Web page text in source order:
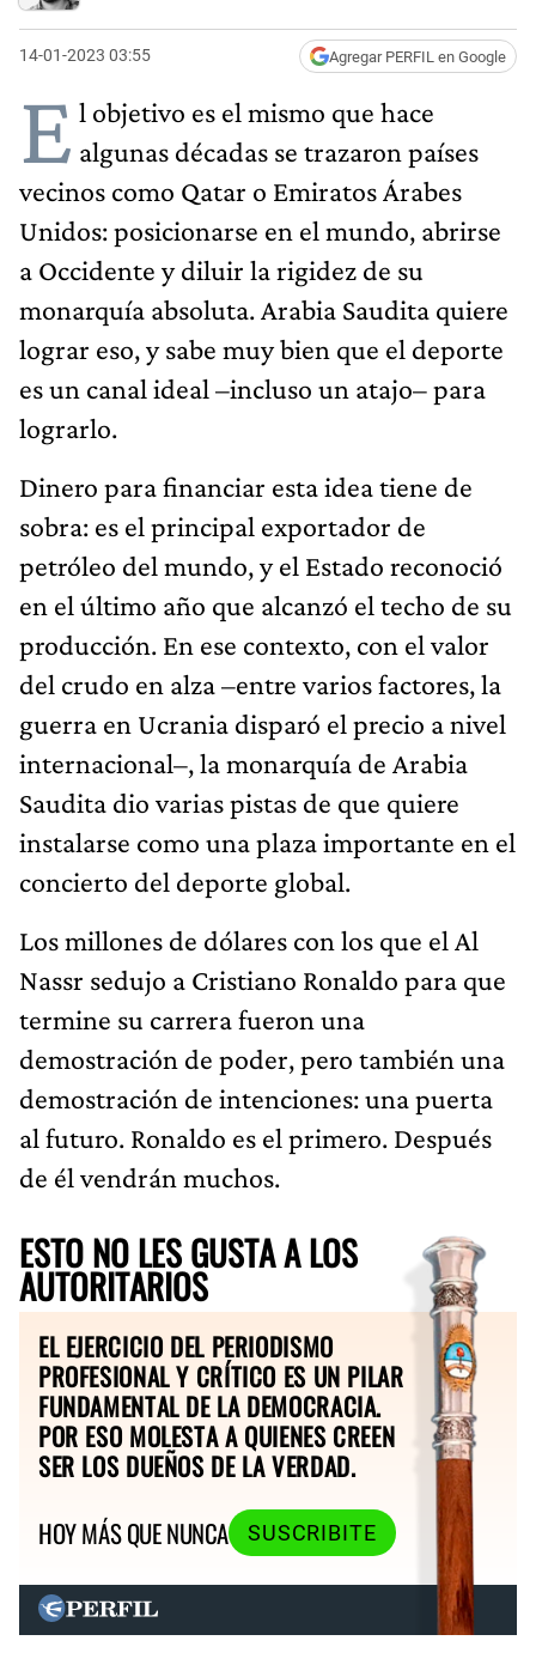
14-01-2023 03:55 Agregar PERFIL en Google
E l objetivo es el mismo que hace
algunas décadas se trazaron países
vecinos como Qatar o Emiratos Árabes
Unidos: posicionarse en el mundo, abrirse
a Occidente y diluir la rigidez de su
monarquía absoluta. Arabia Saudita quiere
lograr eso, y sabe muy bien que el deporte
es un canal ideal –incluso un atajo– para
lograrlo.
Dinero para financiar esta idea tiene de
sobra: es el principal exportador de
petróleo del mundo, y el Estado reconoció
en el último año que alcanzó el techo de su
producción. En ese contexto, con el valor
del crudo en alza –entre varios factores, la
guerra en Ucrania disparó el precio a nivel
internacional–, la monarquía de Arabia
Saudita dio varias pistas de que quiere
instalarse como una plaza importante en el
concierto del deporte global.
Los millones de dólares con los que el Al
Nassr sedujo a Cristiano Ronaldo para que
termine su carrera fueron una
demostración de poder, pero también una
demostración de intenciones: una puerta
al futuro. Ronaldo es el primero. Después
de él vendrán muchos.
ESTO NO LES GUSTA A LOS
AUTORITARIOS
EL EJERCICIO DEL PERIODISMO
PROFESIONAL Y CRÍTICO ES UN PILAR
FUNDAMENTAL DE LA DEMOCRACIA.
POR ESO MOLESTA A QUIENES CREEN
SER LOS DUEÑOS DE LA VERDAD.
HOY MÁS QUE NUNCA
SUSCRIBITE